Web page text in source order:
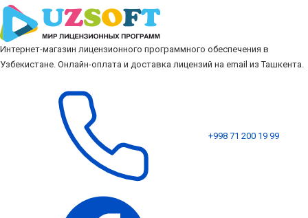
Интернет-магазин лицензионного программного обеспечения в
Узбекистане. Онлайн-оплата и доставка лицензий на email из Ташкента.
+998 71 200 19 99